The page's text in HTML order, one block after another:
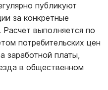
публикуют
за конкретные
выполняется по
потребительских цен
заработной платы,
в общественном